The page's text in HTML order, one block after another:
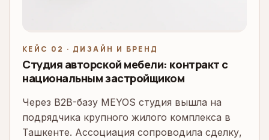
КЕЙС 02 · ДИЗАЙН И БРЕНД
Студия авторской мебели: контракт с
национальным застройщиком
Через B2B-базу MEYOS студия вышла на
подрядчика крупного жилого комплекса в
Ташкенте. Ассоциация сопроводила сделку,